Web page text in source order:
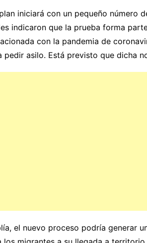
iniciará con un pequeño número
indicaron que la prueba forma
con la pandemia de
pedir asilo. Está previsto que dicha
el nuevo proceso podría generar